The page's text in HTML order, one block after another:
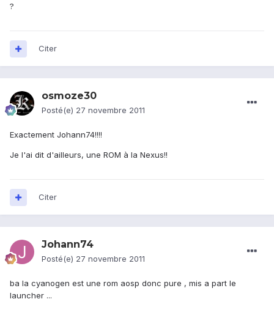
?
Citer
osmoze30
Posté(e) 27 novembre 2011
Exactement Johann74!!!!
Je l'ai dit d'ailleurs, une ROM à la Nexus!!
Citer
Johann74
Posté(e) 27 novembre 2011
ba la cyanogen est une rom aosp donc pure , mis a part le
launcher ...